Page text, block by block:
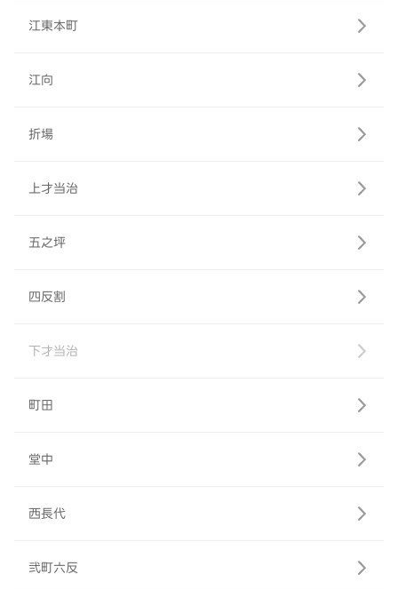
江東本町
江向
折場
上才当治
五之坪
四反割
下才当治
町田
堂中
西長代
弐町六反